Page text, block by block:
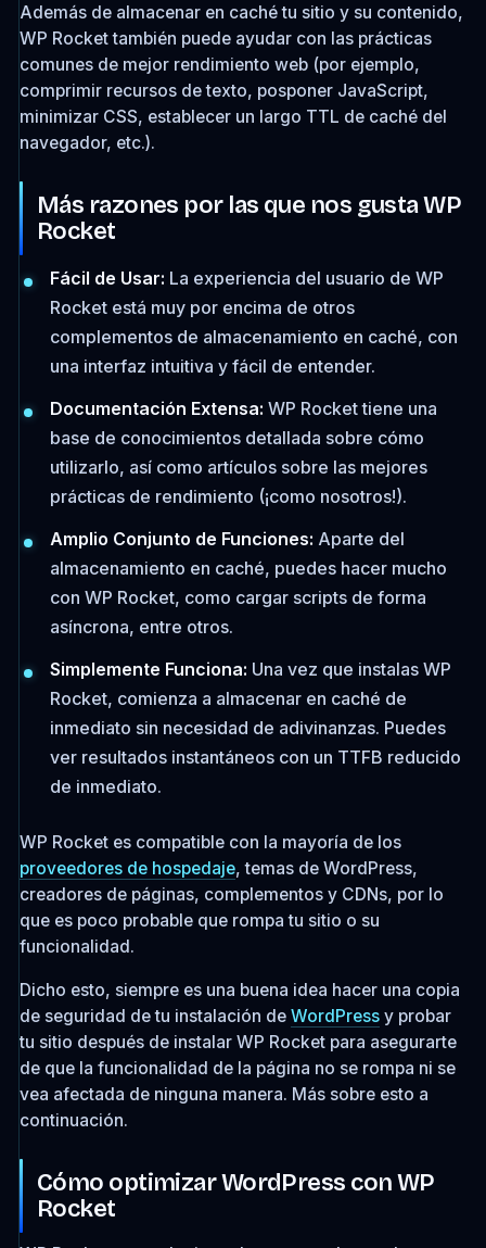
Además de almacenar en caché tu sitio y su contenido,
WP Rocket también puede ayudar con las prácticas
comunes de mejor rendimiento web (por ejemplo,
comprimir recursos de texto, posponer JavaScript,
minimizar CSS, establecer un largo TTL de caché del
navegador, etc.).
Más razones por las que nos gusta WP
Rocket
Fácil de Usar: La experiencia del usuario de WP
Rocket está muy por encima de otros
complementos de almacenamiento en caché, con
una interfaz intuitiva y fácil de entender.
Documentación Extensa: WP Rocket tiene una
base de conocimientos detallada sobre cómo
utilizarlo, así como artículos sobre las mejores
prácticas de rendimiento (¡como nosotros!).
Amplio Conjunto de Funciones: Aparte del
almacenamiento en caché, puedes hacer mucho
con WP Rocket, como cargar scripts de forma
asíncrona, entre otros.
Simplemente Funciona: Una vez que instalas WP
Rocket, comienza a almacenar en caché de
inmediato sin necesidad de adivinanzas. Puedes
ver resultados instantáneos con un TTFB reducido
de inmediato.
WP Rocket es compatible con la mayoría de los
proveedores de hospedaje, temas de WordPress,
creadores de páginas, complementos y CDNs, por lo
que es poco probable que rompa tu sitio o su
funcionalidad.
Dicho esto, siempre es una buena idea hacer una copia
de seguridad de tu instalación de WordPressy probar
tu sitio después de instalar WP Rocket para asegurarte
de que la funcionalidad de la página no se rompa ni se
vea afectada de ninguna manera. Más sobre esto a
continuación.
Cómo optimizar WordPress con WP
Rocket